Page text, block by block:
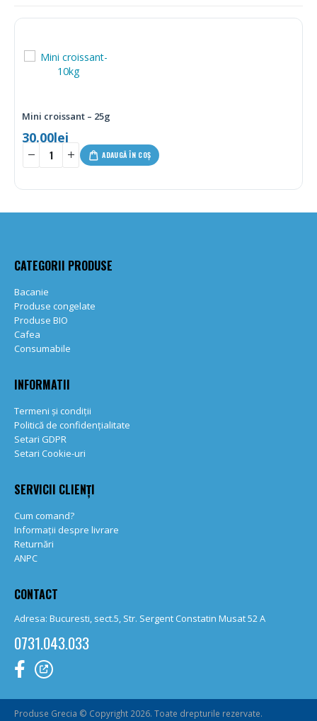
ADAUGĂ ÎN COȘ - +
CATEGORII PRODUSE
Bacanie
Produse congelate
Produse BIO
Cafea
Consumabile
INFORMATII
Termeni și condiții
Politică de confidențialitate
Setari GDPR
Setari Cookie-uri
SERVICII CLIENȚI
Cum comand?
Informații despre livrare
Returnări
ANPC
CONTACT
Adresa: Bucuresti, sect.5, Str. Sergent Constatin Musat 52 A
0731.043.033
Produse Grecia © Copyright 2026. Toate drepturile rezervate.